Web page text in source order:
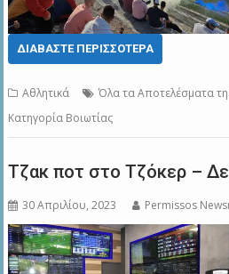
ΔΙΑΒΆΣΤΕ ΠΕΡΙΣΣΌΤΕΡΑ
Αθλητικά
Όλα τα Αποτελέσματα
Κατηγορία Βοιωτίας
Τζακ ποτ στο Τζόκερ –
30 Απριλίου, 2023 Permissos